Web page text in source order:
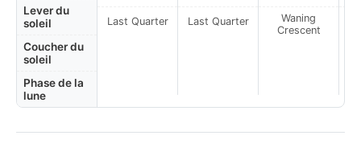
Lever du
soleil
Coucher du
soleil
Phase de la
lune
Last Quarter Last Quarter
Waning
Crescent